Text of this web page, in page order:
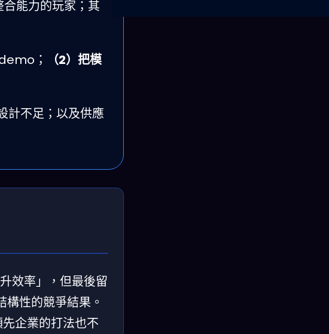
能力的玩家；其
；
（2）把模
計不足；以及供應
效率」，但最後留
性的競爭結果。
企業的打法也不